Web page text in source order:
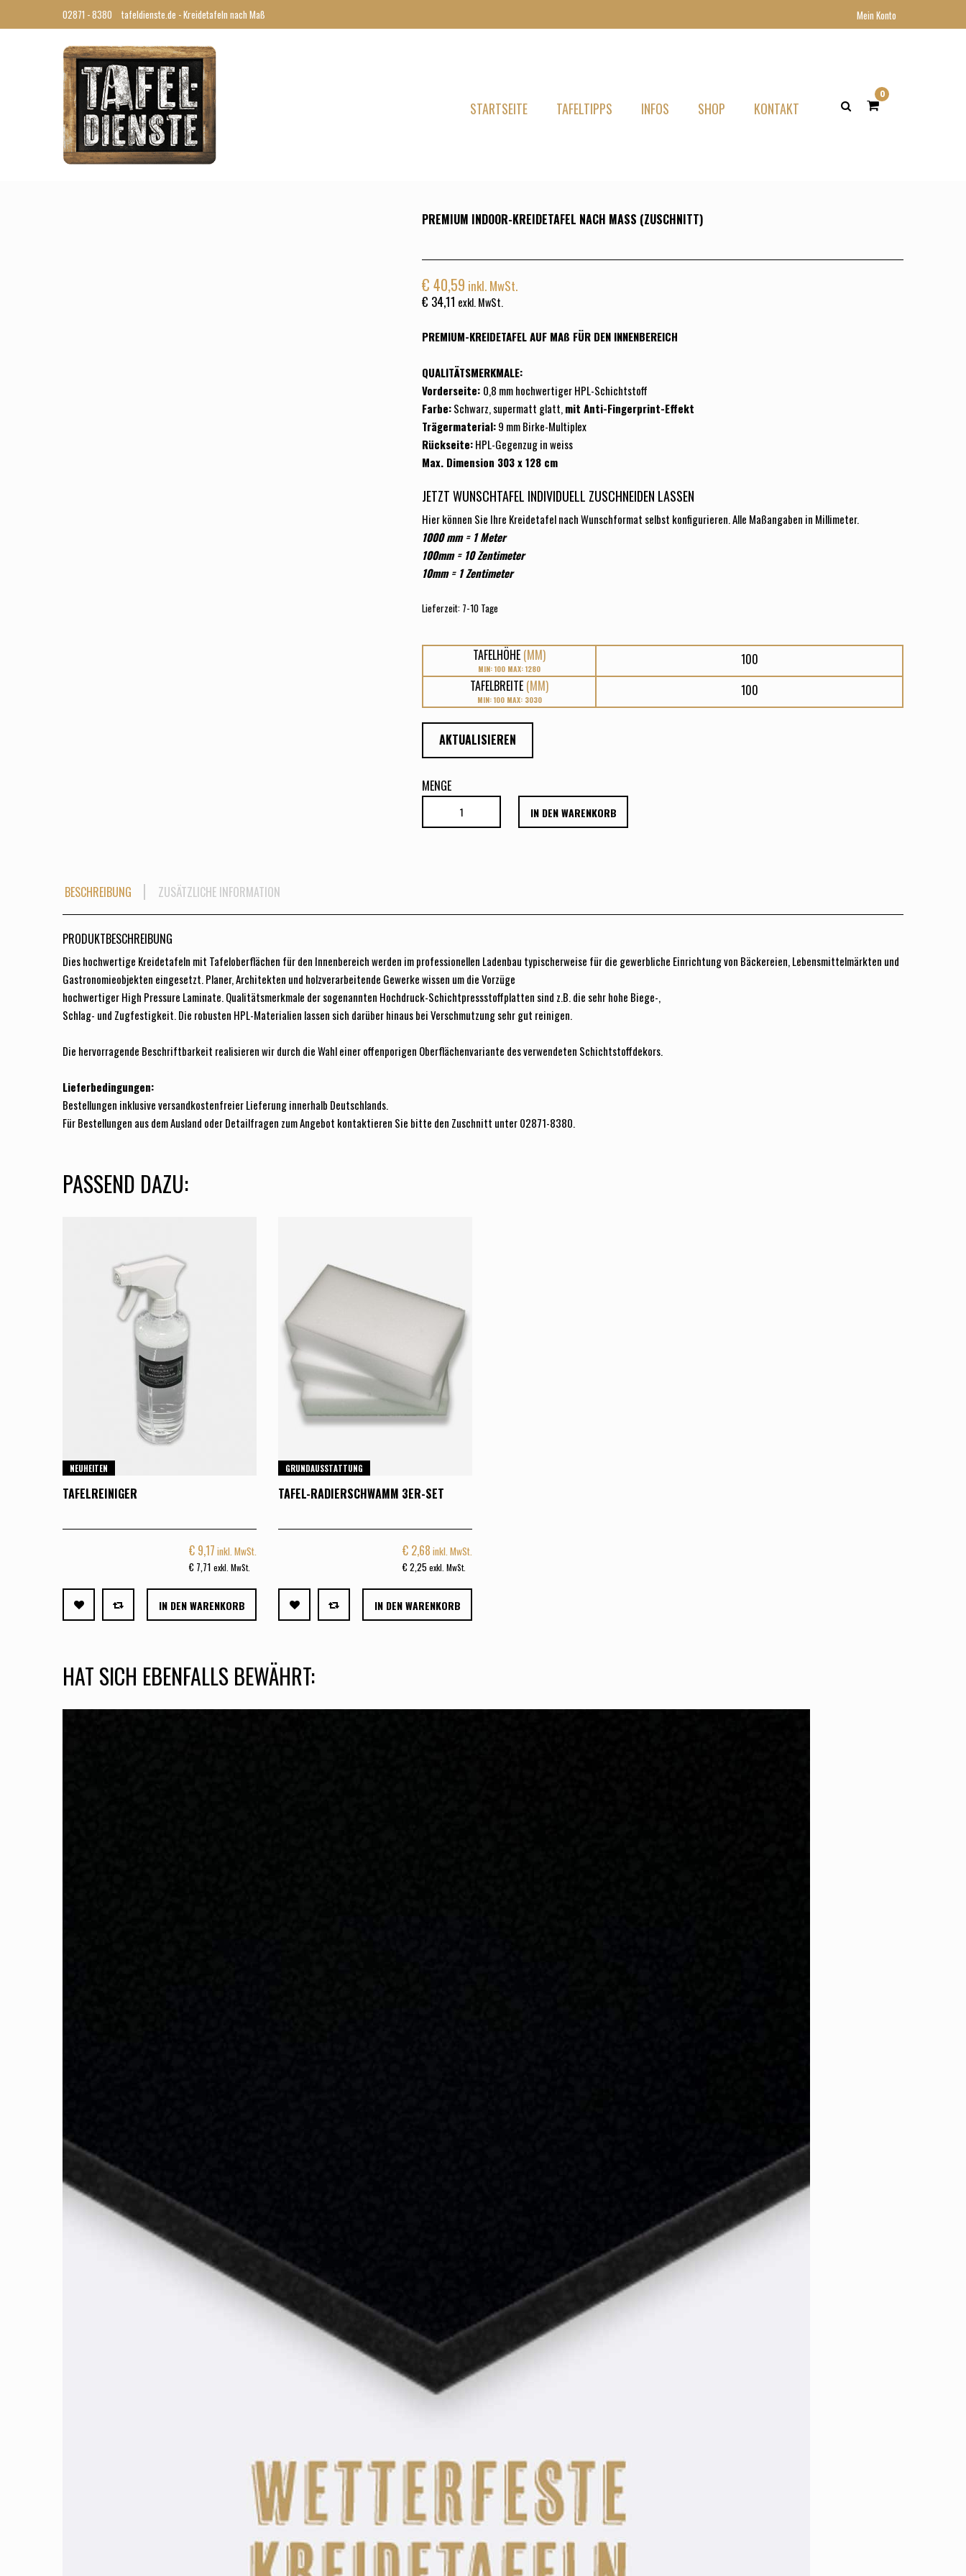
02871 - 8380 tafeldienste.de - Kreidetafeln nach Maß Mein Konto
STARTSEITE TAFELTIPPS INFOS SHOP KONTAKT
0
PREMIUM INDOOR-KREIDETAFEL NACH MASS (ZUSCHNITT)
€ 40,59 inkl. MwSt.
€ 34,11 exkl. MwSt.
PREMIUM-KREIDETAFEL AUF MAß FÜR DEN INNENBEREICH
QUALITÄTSMERKMALE:
Vorderseite: 0,8 mm hochwertiger HPL-Schichtstoff
Farbe:Schwarz, supermatt glatt,mit Anti-Fingerprint-Effekt
Trägermaterial:9 mm Birke-Multiplex
Rückseite:HPL-Gegenzug in weiss
Max. Dimension 303 x 128 cm
JETZT WUNSCHTAFEL INDIVIDUELL ZUSCHNEIDEN LASSEN
Hier können Sie Ihre Kreidetafel nach Wunschformat selbst konfigurieren. Alle Maßangaben in Millimeter.
1000 mm = 1 Meter
100mm = 10Zentimeter
10mm = 1 Zentimeter
Lieferzeit: 7-10 Tage
TAFELHÖHE (MM)
MIN: 100 MAX: 1280
TAFELBREITE (MM)
MIN: 100 MAX: 3030
AKTUALISIEREN
MENGE
IN DEN WARENKORB
BESCHREIBUNG ZUSÄTZLICHE INFORMATION
PRODUKTBESCHREIBUNG
Dies hochwertige Kreidetafeln mit Tafeloberflächen für den Innenbereich werden im professionellen Ladenbau typischerweise für die gewerbliche Einrichtung von Bäckereien, Lebensmittelmärkten und
Gastronomieobjekten eingesetzt. Planer, Architekten und holzverarbeitende Gewerke wissen um die Vorzüge
hochwertiger High Pressure Laminate. Qualitätsmerkmale der sogenannten Hochdruck-Schichtpressstoffplatten sind z.B. die sehr hohe Biege-,
Schlag- und Zugfestigkeit. Die robusten HPL-Materialien lassen sich darüber hinaus bei Verschmutzung sehr gut reinigen.
Die hervorragende Beschriftbarkeit realisieren wir durch die Wahl einer offenporigen Oberflächenvariante des verwendeten Schichtstoffdekors.
Lieferbedingungen:
Bestellungen inklusive versandkostenfreier Lieferung innerhalb Deutschlands.
Für Bestellungen aus dem Ausland oder Detailfragen zum Angebot kontaktieren Sie bitte den Zuschnitt unter 02871-8380.
PASSEND DAZU:
NEUHEITEN
TAFELREINIGER
€ 9,17 inkl. MwSt.
€ 7,71 exkl. MwSt.
IN DEN WARENKORB
GRUNDAUSSTATTUNG
TAFEL-RADIERSCHWAMM 3ER-SET
€ 2,68 inkl. MwSt.
€ 2,25exkl. MwSt.
IN DEN WARENKORB
HAT SICH EBENFALLS BEWÄHRT: